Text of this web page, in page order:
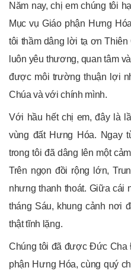
Năm nay, chị em chúng tôi
Mục vụ Giáo phận Hưng
tôi thầm dâng lời tạ ơn
luôn yêu thương, quan tâm
được môi trường thuận lợi
Chúa và với chính mình.
Với hầu hết chị em, đây là
vùng đất Hưng Hóa. Ngay
trong tôi đã dâng lên một
Trên ngọn đồi rộng lớn,
nhưng thanh thoát. Giữa cái
tháng Sáu, khung cảnh nơi
thật tĩnh lặng.
Chúng tôi đã được Đức Cha
phận Hưng Hóa, cùng quý